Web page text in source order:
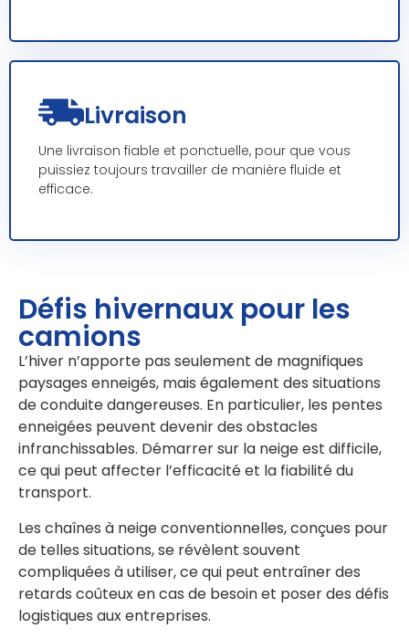
Livraison
Une livraison fiable et ponctuelle, pour que vous
puissiez toujours travailler de manière fluide et
efficace.
Défis hivernaux pour les
camions
L’hiver n’apporte pas seulement de magnifiques
paysages enneigés, mais également des situations
de conduite dangereuses. En particulier, les pentes
enneigées peuvent devenir des obstacles
infranchissables. Démarrer sur la neige est difficile,
ce qui peut affecter l’efficacité et la fiabilité du
transport.
Les chaînes à neige conventionnelles, conçues pour
de telles situations, se révèlent souvent
compliquées à utiliser, ce qui peut entraîner des
retards coûteux en cas de besoin et poser des défis
logistiques aux entreprises.